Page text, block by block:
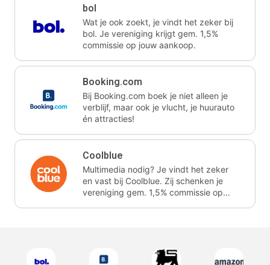
bol
Wat je ook zoekt, je vindt het zeker bij
bol. Je vereniging krijgt gem. 1,5%
commissie op jouw aankoop.
Booking.com
Bij Booking.com boek je niet alleen je
verblijf, maar ook je vlucht, je huurauto
én attracties!
Coolblue
Multimedia nodig? Je vindt het zeker
en vast bij Coolblue. Zij schenken je
vereniging gem. 1,5% commissie op